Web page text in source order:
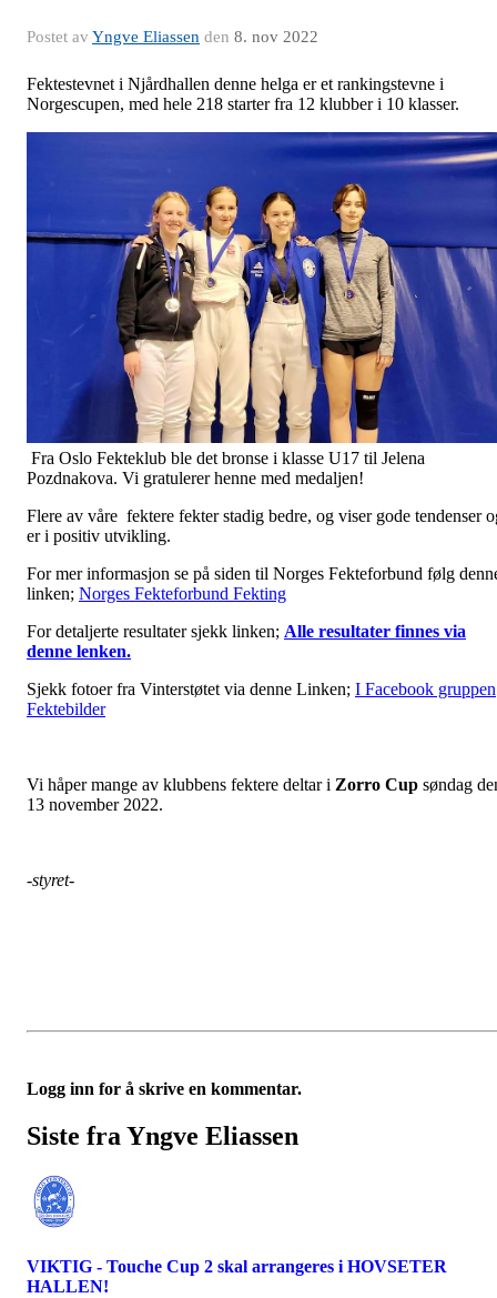
Postet av Yngve Eliassen den 8. nov 2022
Fektestevnet i Njårdhallen denne helga er et rankingstevne i
Norgescupen, med hele 218 starter fra 12 klubber i 10 klasser.
Fra Oslo Fekteklub ble det bronse i klasse U17 til Jelena
Pozdnakova. Vi gratulerer henne med medaljen!
Flere av våre fektere fekter stadig bedre, og viser gode tendenser
er i positiv utvikling.
For mer informasjon se på siden til Norges Fekteforbund følg
linken; Norges Fekteforbund Fekting
For detaljerte resultater sjekk linken; Alle resultater finnes via
denne lenken.
Sjekk fotoer fra Vinterstøtet via denne Linken; I Facebook gruppen
Fektebilder
Vi håper mange av klubbens fektere deltar i Zorro Cup søndag
13 november 2022.
-styret-
Logg inn for å skrive en kommentar.
Siste fra Yngve Eliassen
VIKTIG - Touche Cup 2 skal arrangeres i HOVSETER
HALLEN!